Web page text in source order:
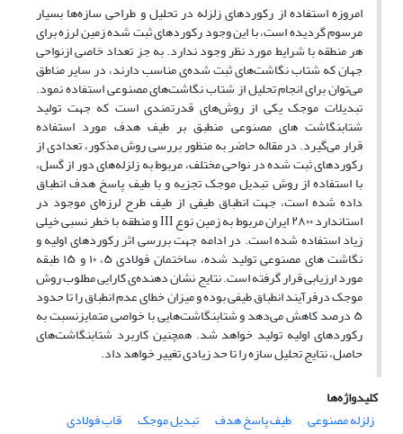
امروزه استفاده از رکوردهای زلزله در تحلیل و طراحی سازه‌ها بسیار
مرسوم گردیده است، با این وجود رکوردهای ثبت شده زمین لرزه برای
هر منطقه با شرایط مورد نظر وجود ندارد. به جز تعداد خاصی ازنواحی
جهان که شتاب نگاشت‌های ثبت شده‌ی مناسب دارند، در سایر مناطق
می‌توان برای انجام تحلیل از شتاب نگاشت‌های مصنوعی استفاده نمود.
تبدیلات موجک یکی از روش‌های قدرتمندی است که جهت تولید
شتابنگاشت های مصنوعی منطبق بر طیف هدف مورد استفاده
قرار می‌گیرد. در مقاله حاضر به منظور بررسی روش مذکور، تعدادی از
رکوردهای ثبت شده در نواحی مختلف، مربوط به زلزله‌های دور از گسل،
با استفاده از روش تبدیل موجک تجزیه و با طیف پاسخ هدف انطباق
داده شده است، جهت انطباق طیفی از طیف طرح لرزه‌ای موجود در
استاندارد ٢٨٠٠ ایران مربوط به زمین نوع III و منطقه با خطر نسبی خیلی
زیاد استفاده شده است. در ادامه جهت بررسی اثر رکوردهای اولیه و
نگاشت های مصنوعی تولید شده، ساختمان فولادی ۵، ۱۰ و ۱۵ طبقه
مورد ارزیابی قرار گرفته است. نتایج نشان دهنده‌ی کارایی مطلوب روش
موجک درفرآیند انطباق طیفی بوده و میزان خطای عدم انطباق را تا حدود
۵ درصد کاهش می‌دهد و شتابنگاشت‌هایی با خواصی متمایزنسبت به
رکوردهای اولیه تولید خواهد شد. همچنین کاربرد شتابنگاشت‌های
حاصل، نتایج تحلیل سازه را تا حد زیادی تغییر خواهد داد.
کلیدواژه‌ها
زلزله مصنوعی
طیف پاسخ هدف تبدیل موجک قاب فولادی